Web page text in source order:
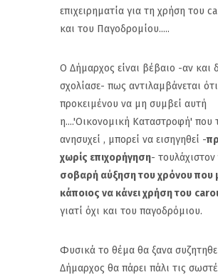
επιχειρηματία για τη χρήση του
και του Παγοδρομίου.....
Ο Δήμαρχος είναι βέβαιο -αν και
σχολίασε- πως αντιλαμβάνεται ότι
προκειμένου να μη συμβεί αυτή
η....'Οικονομική Καταστροφή' που
ανησυχεί , μπορεί να εισηγηθεί -
χωρίς επιχορήγηση- τουλάχιστον
σοβαρή αύξηση του χρόνου που
κάποιος να κάνει χρήση του
γιατί όχι και του παγοδρόμιου.
Φυσικά το θέμα θα ξανα
Δήμαρχος θα πάρει πάλι τις